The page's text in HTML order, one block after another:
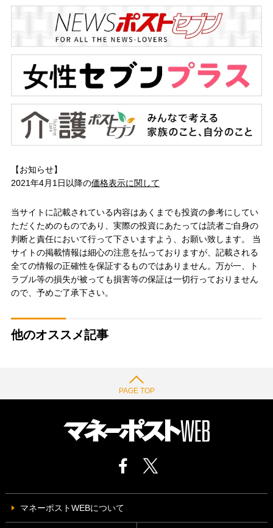
【お知らせ】
2021年4月1日以降の価格表示に関して
当サイトに記載されている内容はあくまでも投資の参考にしてい
ただくためのものであり、実際の投資にあたっては読者ご自身の
判断と責任において行って下さいますよう、お願い致します。 当
サイトの掲載情報は細心の注意を払っておりますが、記載される
全ての情報の正確性を保証するものではありません。万が一、ト
ラブル等の損失が被っても損害等の保証は一切行っておりません
ので、予めご了承下さい。
他のオススメ記事
PAGE TOP
マネーポストWEBについて